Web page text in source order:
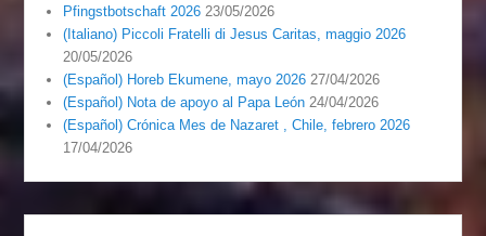
Pfingstbotschaft 2026 23/05/2026
(Italiano) Piccoli Fratelli di Jesus Caritas, maggio 2026
20/05/2026
(Español) Horeb Ekumene, mayo 2026 27/04/2026
(Español) Nota de apoyo al Papa León 24/04/2026
(Español) Crónica Mes de Nazaret , Chile, febrero 2026
17/04/2026